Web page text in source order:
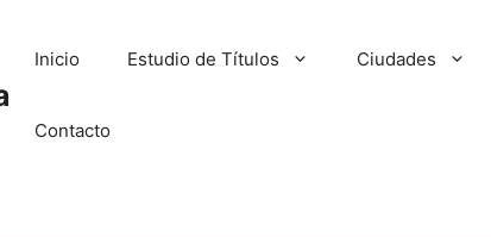
Inicio Estudio de Títulos Ciudades
Contacto